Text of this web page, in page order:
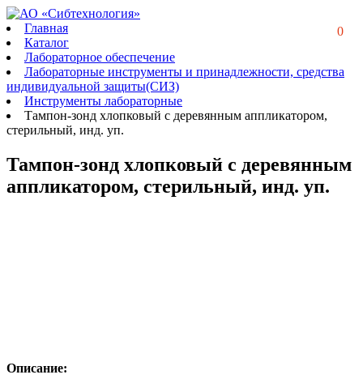
0
Главная
Каталог
Лабораторное обеспечение
Лабораторные инструменты и принадлежности, средства
индивидуальной защиты(СИЗ)
Инструменты лабораторные
Тампон-зонд хлопковый с деревянным аппликатором,
стерильный, инд. уп.
Тампон-зонд хлопковый с деревянным
аппликатором, стерильный, инд. уп.
Описание: